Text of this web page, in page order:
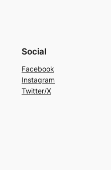
Social
Facebook
Instagram
Twitter/X